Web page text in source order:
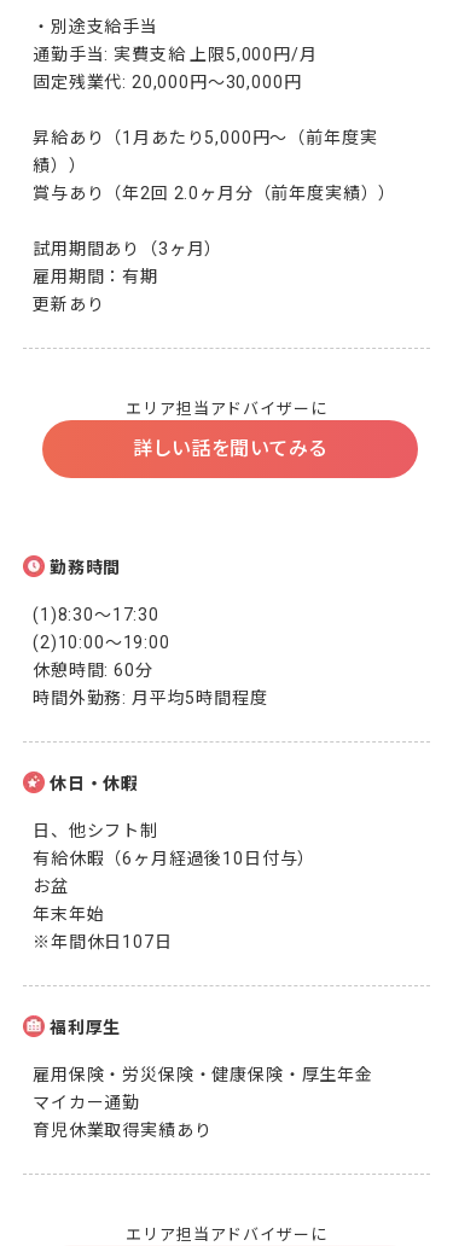
・別途支給手当
通勤手当: 実費支給 上限5,000円/月
固定残業代: 20,000円〜30,000円
昇給あり（1月あたり5,000円〜（前年度実
績））
賞与あり（年2回 2.0ヶ月分（前年度実績））
試用期間あり（3ヶ月）
雇用期間：有期
更新あり
エリア担当アドバイザーに
詳しい話を聞いてみる
勤務時間
(1)8:30～17:30
(2)10:00～19:00
休憩時間: 60分
時間外勤務: 月平均5時間程度
休日・休暇
日、他シフト制
有給休暇（6ヶ月経過後10日付与）
お盆
年末年始
※年間休日107日
福利厚生
雇用保険・労災保険・健康保険・厚生年金
マイカー通勤
育児休業取得実績あり
エリア担当アドバイザーに